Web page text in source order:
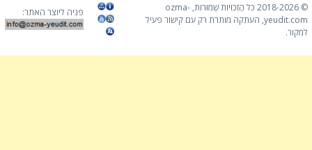
© 2018-2026 כֹּל הַזְכוּיוֹת שְׁמוּרוֹת, ozma-
yeudit.com, העתקה מותרת רק עם קישור פעיל
למקור.
פניה ליוצר האתר: